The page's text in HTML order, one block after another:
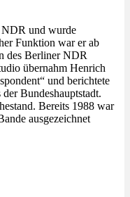
NDR und wurde
Funktion war er ab
des Berliner NDR
übernahm Henrich
und berichtete
Bundeshauptstadt.
Bereits 1988 war
ausgezeichnet